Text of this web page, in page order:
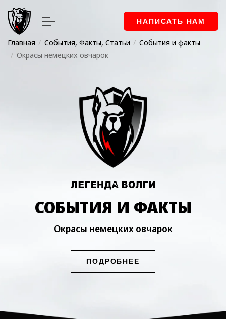
НАПИСАТЬ НАМ
Главная События, Факты, Статьи
События и факты
Окрасы немецких овчарок
СОБЫТИЯ И ФАКТЫ
Окрасы немецких овчарок
ПОДРОБНЕЕ